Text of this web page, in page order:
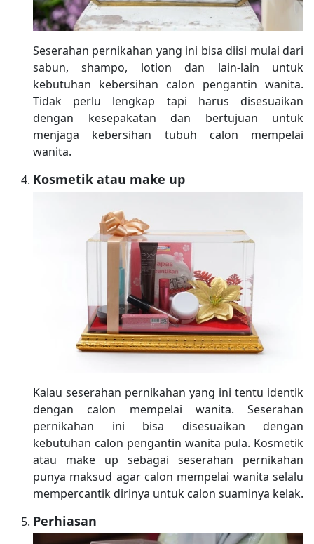
Seserahan pernikahan yang ini bisa diisi mulai dari
sabun, shampo, lotion dan lain-lain untuk
kebutuhan kebersihan calon pengantin wanita.
Tidak perlu lengkap tapi harus disesuaikan
dengan kesepakatan dan bertujuan untuk
menjaga kebersihan tubuh calon mempelai
wanita.
Kosmetik atau make up
Kalau seserahan pernikahan yang ini tentu identik
dengan calon mempelai wanita. Seserahan
pernikahan ini bisa disesuaikan dengan
kebutuhan calon pengantin wanita pula. Kosmetik
atau make up sebagai seserahan pernikahan
punya maksud agar calon mempelai wanita selalu
mempercantik dirinya untuk calon suaminya kelak.
Perhiasan